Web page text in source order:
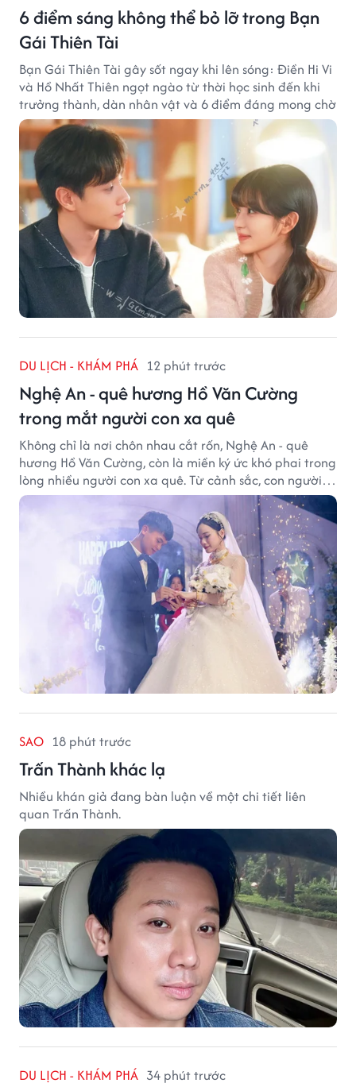
6 điểm sáng không thể bỏ lỡ trong Bạn
Gái Thiên Tài
Bạn Gái Thiên Tài gây sốt ngay khi lên sóng: Điền Hi Vi
và Hồ Nhất Thiên ngọt ngào từ thời học sinh đến khi
trưởng thành, dàn nhân vật và 6 điểm đáng mong chờ
DU LỊCH - KHÁM PHÁ 12 phút trước
Nghệ An - quê hương Hồ Văn Cường
trong mắt người con xa quê
Không chỉ là nơi chôn nhau cắt rốn, Nghệ An - quê
hương Hồ Văn Cường, còn là miền ký ức khó phai trong
lòng nhiều người con xa quê. Từ cảnh sắc, con người
đến hương vị quê nhà, tất cả đều trở thành những
điều khiến họ luôn mong ngày trở về.
SAO 18 phút trước
Trấn Thành khác lạ
Nhiều khán giả đang bàn luận về một chi tiết liên
quan Trấn Thành.
DU LỊCH - KHÁM PHÁ 34 phút trước